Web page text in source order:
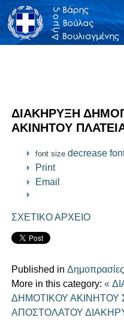
ΔΙΑΚΗΡΥΞΗ
ΑΚΙΝΗΤΟΥ
font size decrease
Print
Email
ΣΧΕΤΙΚΟ ΑΡΧΕΙΟ
Published in Δημοπρασίες
More in this category: «
ΔΗΜΟΤΙΚΟΥ ΑΚΙΝΗΤΟΥ
ΑΠΟΣΤΟΛΑΤΟΥ